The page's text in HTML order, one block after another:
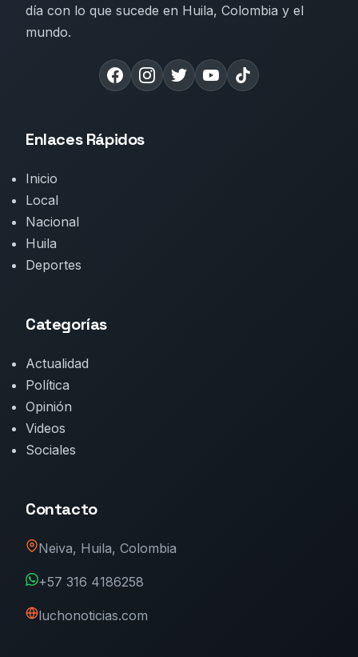
día con lo que sucede en Huila, Colombia y el
mundo.
Enlaces Rápidos
Inicio
Local
Nacional
Huila
Deportes
Categorías
Actualidad
Política
Opinión
Videos
Sociales
Contacto
Neiva, Huila, Colombia
+57 316 4186258
luchonoticias.com